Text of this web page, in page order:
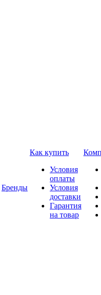
Бренды
Как купить
Условия
оплаты
Условия
доставки
Гарантия
на товар